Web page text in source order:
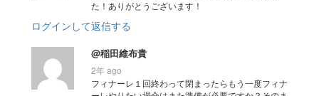
た！ありがとうございます！
ログインして返信する
@稲田維布貴
2年 ago
フィナーレ１回終わって閉まったらもう一度フィナ